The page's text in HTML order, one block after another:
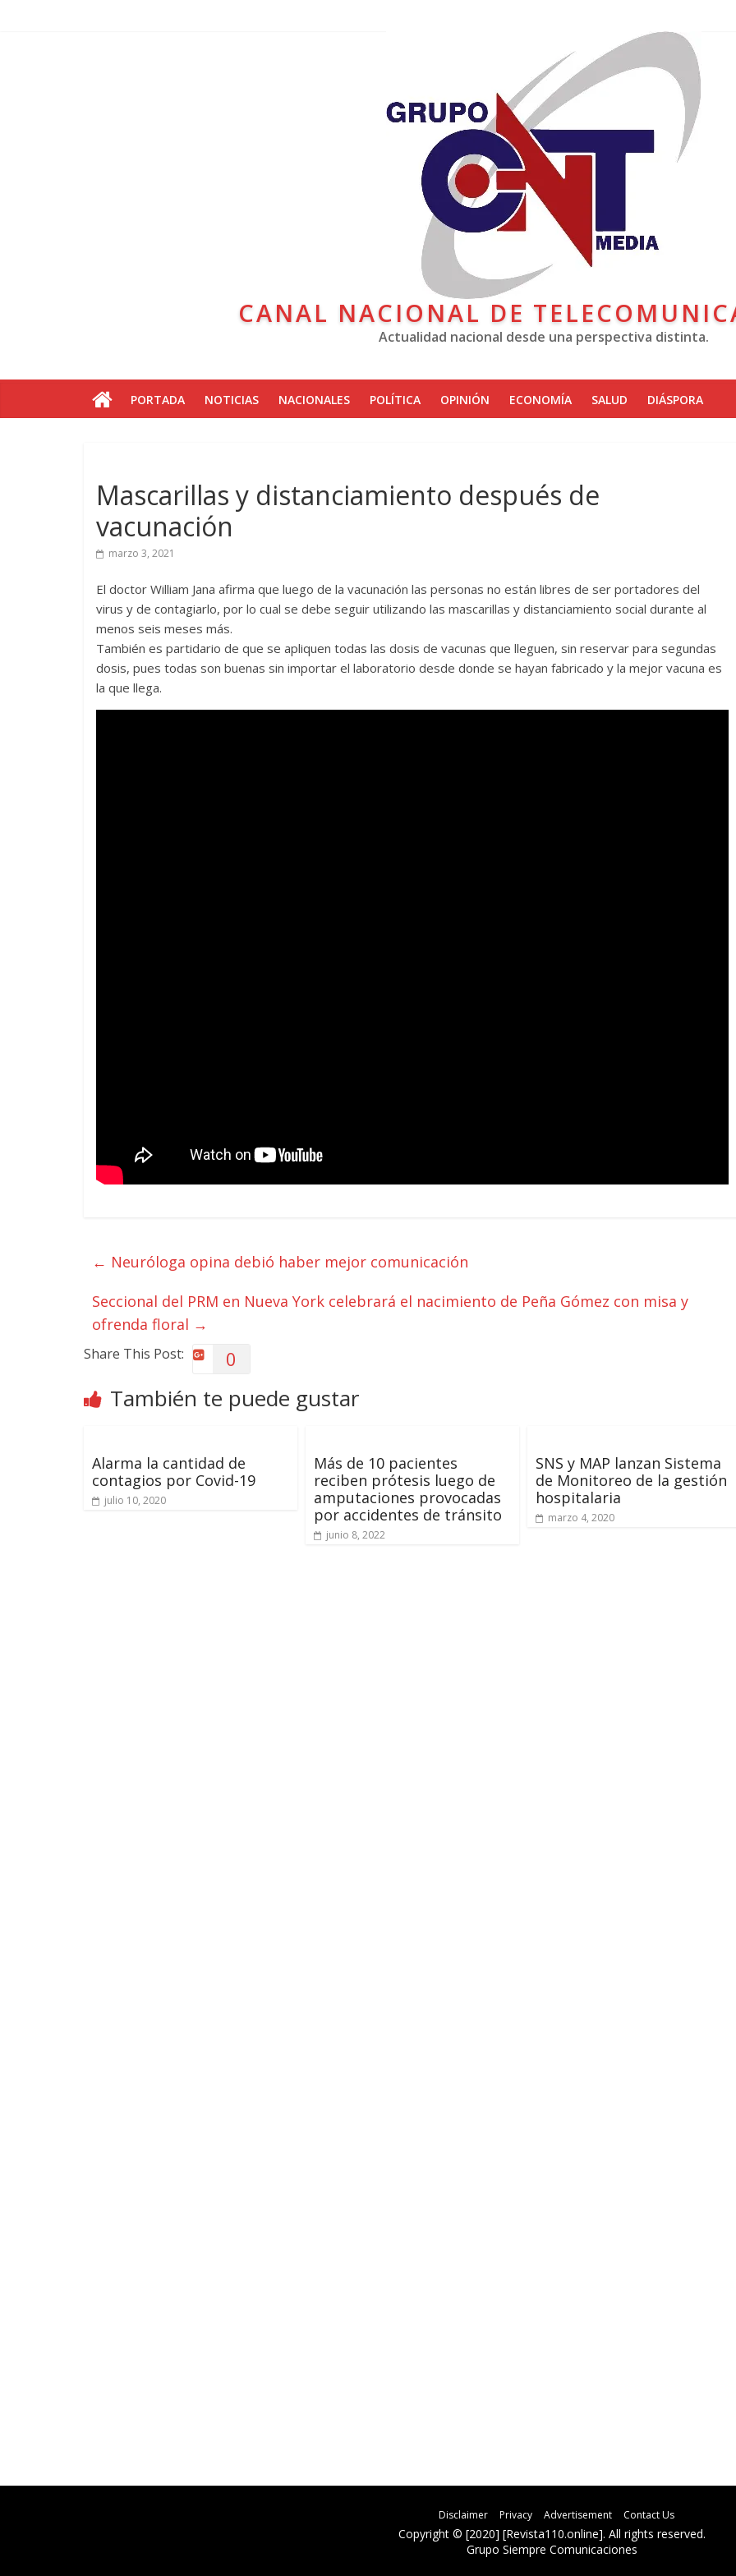
CANAL NACIONAL DE
Actualidad nacional desde una perspectiva distinta.
PORTADA NOTICIAS NACIONALES POLÍTICA OPINIÓN ECONOMÍA SALUD DIÁSPORA
Mascarillas y distanciamiento después de
vacunación
marzo 3, 2021
El doctor William Jana afirma que luego de la vacunación las personas no están libres de ser portadores del
virus y de contagiarlo, por lo cual se debe seguir utilizando las mascarillas y distanciamiento social durante al
menos seis meses más.
También es partidario de que se apliquen todas las dosis de vacunas que lleguen, sin reservar para segundas
dosis, pues todas son buenas sin importar el laboratorio desde donde se hayan fabricado y la mejor vacuna es
la que llega.
← Neuróloga opina debió haber mejor comunicación
Seccional del PRM en Nueva York celebrará el nacimiento de Peña Gómez con misa y
ofrenda floral →
Share This Post: 0
También te puede gustar
Alarma la cantidad de
contagios por Covid-19
julio 10, 2020
Más de 10 pacientes
reciben prótesis luego de
amputaciones provocadas
por accidentes de tránsito
junio 8, 2022
SNS y MAP lanzan Sistema
de Monitoreo de la gestión
hospitalaria
marzo 4, 2020
Disclaimer Privacy Advertisement Contact Us
Copyright © [2020] [Revista110.online]. All rights reserved.
Grupo Siempre Comunicaciones